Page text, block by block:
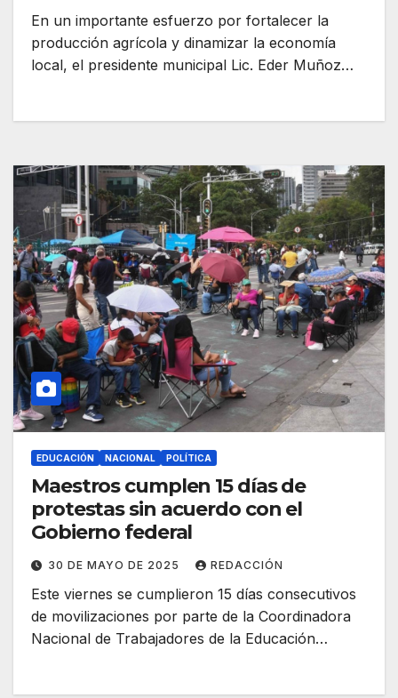
En un importante esfuerzo por fortalecer la
producción agrícola y dinamizar la economía
local, el presidente municipal Lic. Eder Muñoz…
EDUCACIÓN NACIONAL POLÍTICA
Maestros cumplen 15 días de
protestas sin acuerdo con el
Gobierno federal
30 DE MAYO DE 2025 REDACCIÓN
Este viernes se cumplieron 15 días consecutivos
de movilizaciones por parte de la Coordinadora
Nacional de Trabajadores de la Educación…